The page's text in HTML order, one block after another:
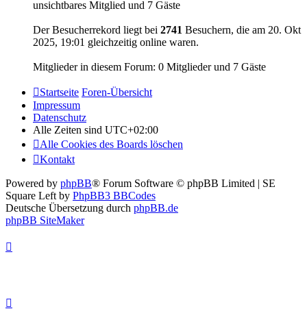
unsichtbares Mitglied und 7 Gäste
Der Besucherrekord liegt bei 2741 Besuchern, die am 20. Okt
2025, 19:01 gleichzeitig online waren.
Mitglieder in diesem Forum: 0 Mitglieder und 7 Gäste
Startseite Foren-Übersicht
Impressum
Datenschutz
Alle Zeiten sind UTC+02:00
Alle Cookies des Boards löschen
Kontakt
Powered by phpBB® Forum Software © phpBB Limited | SE
Square Left by PhpBB3 BBCodes
Deutsche Übersetzung durch phpBB.de
phpBB SiteMaker